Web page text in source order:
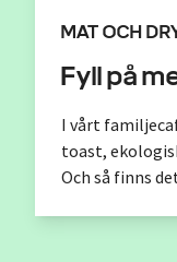
MAT OCH
Fyll på
I vårt
toast,
Och så finns